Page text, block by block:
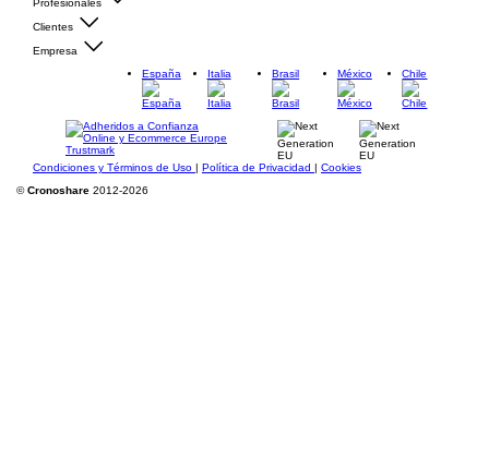
Profesionales
Clientes
Empresa
España
Italia Brasil México Chile
Condiciones y Términos de Uso | Política de Privacidad | Cookies
©Cronoshare 2012-2026